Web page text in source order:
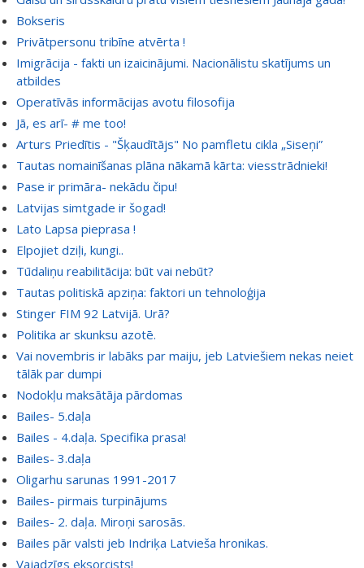
Bokseris
Privātpersonu tribīne atvērta !
Imigrācija - fakti un izaicinājumi. Nacionālistu skatījums un
atbildes
Operatīvās informācijas avotu filosofija
Jā, es arī- # me too!
Arturs Priedītis - "Šķaudītājs" No pamfletu cikla „Siseņi”
Tautas nomainīšanas plāna nākamā kārta: viesstrādnieki!
Pase ir primāra- nekādu čipu!
Latvijas simtgade ir šogad!
Lato Lapsa pieprasa !
Elpojiet dziļi, kungi..
Tūdaliņu reabilitācija: būt vai nebūt?
Tautas politiskā apziņa: faktori un tehnoloģija
Stinger FIM 92 Latvijā. Urā?
Politika ar skunksu azotē.
Vai novembris ir labāks par maiju, jeb Latviešiem nekas neiet
tālāk par dumpi
Nodokļu maksātāja pārdomas
Bailes- 5.daļa
Bailes - 4.daļa. Specifika prasa!
Bailes- 3.daļa
Oligarhu sarunas 1991-2017
Bailes- pirmais turpinājums
Bailes- 2. daļa. Miroņi sarosās.
Bailes pār valsti jeb Indriķa Latvieša hronikas.
Vajadzīgs eksorcists!